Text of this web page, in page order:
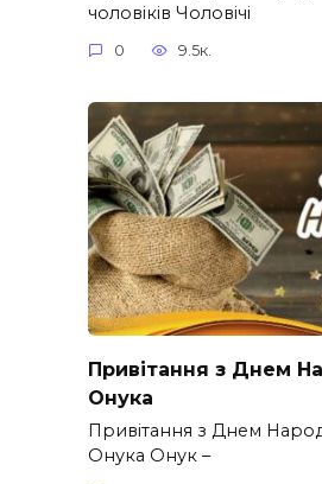
чоловіків​ Чоловічі
0 9.5к.
Привітання з Днем
Онука
Привітання з Днем
Онука Онук –